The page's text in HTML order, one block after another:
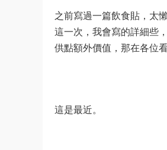
之前寫過一篇飲食貼，太
這一次，我會寫的詳細些
供點額外價值，那在各位
這是最近。